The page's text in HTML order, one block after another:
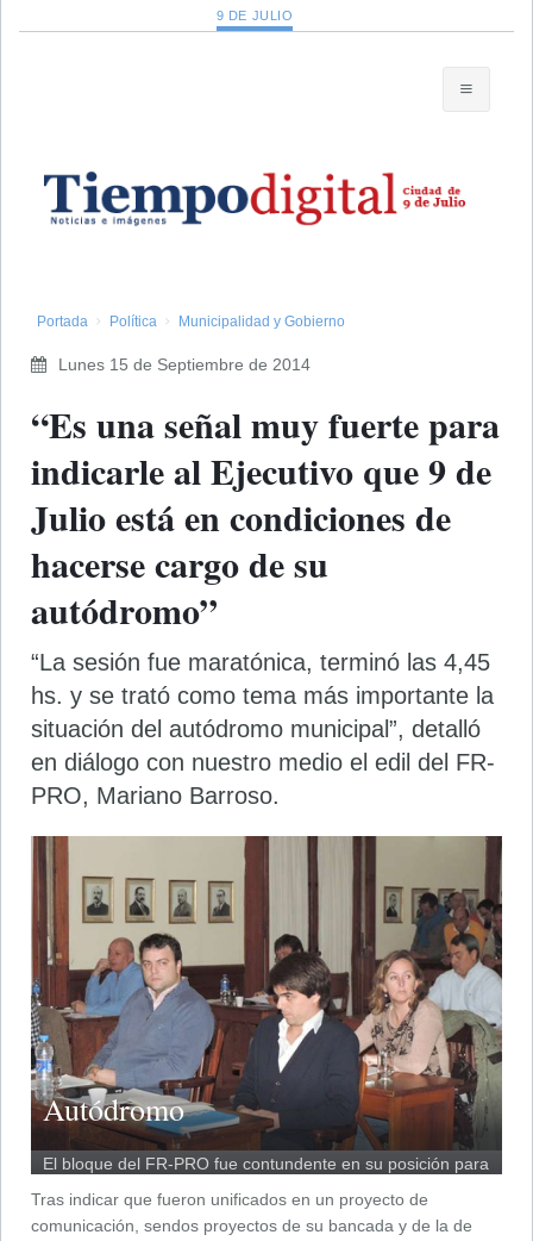
9 DE JULIO
Portada Política Municipalidad y Gobierno
Lunes 15 de Septiembre de 2014
“Es una señal muy fuerte para
indicarle al Ejecutivo que 9 de
Julio está en condiciones de
hacerse cargo de su
autódromo”
“La sesión fue maratónica, terminó las 4,45
hs. y se trató como tema más importante la
situación del autódromo municipal”, detalló
en diálogo con nuestro medio el edil del FR-
PRO, Mariano Barroso.
Autódromo
El bloque del FR-PRO fue contundente en su posición para
que la ciudad recupere el autódromo.
Tras indicar que fueron unificados en un proyecto de
comunicación, sendos proyectos de su bancada y de la de